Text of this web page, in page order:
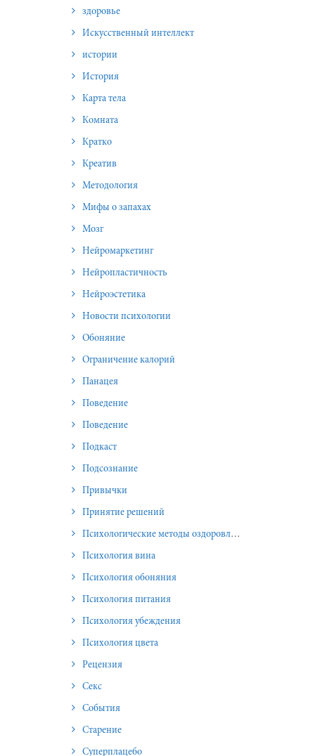
здоровье
Искусственный интеллект
истории
История
Карта тела
Комната
Кратко
Креатив
Методология
Мифы о запахах
Мозг
Нейромаркетинг
Нейропластичность
Нейроэстетика
Новости психологии
Обоняние
Ограничение калорий
Панацея
Поведение
Поведение
Подкаст
Подсознание
Привычки
Принятие решений
Психологические методы оздоровления и омоложения
Психология вина
Психология обоняния
Психология питания
Психология убеждения
Психология цвета
Рецензия
Секс
События
Старение
Суперплацебо